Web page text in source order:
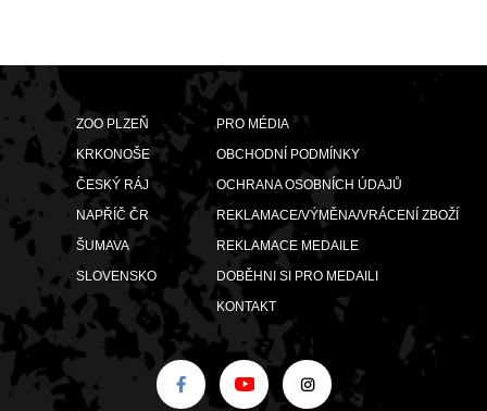
ZOO PLZEŇ
KRKONOŠE
ČESKÝ RÁJ
NAPŘÍČ ČR
ŠUMAVA
SLOVENSKO
PRO MÉDIA
OBCHODNÍ PODMÍNKY
OCHRANA OSOBNÍCH ÚDAJŮ
REKLAMACE/VÝMĚNA/VRÁCENÍ ZBOŽÍ
REKLAMACE MEDAILE
DOBĚHNI SI PRO MEDAILI
KONTAKT